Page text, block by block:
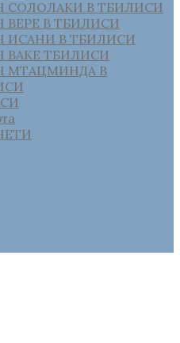
СОЛОЛАКИ В ТБИЛИСИ
ВЕРЕ В ТБИЛИСИ
ИСАНИ В ТБИЛИСИ
ВАКЕ ТБИЛИСИ
МТАЦМИНДА В